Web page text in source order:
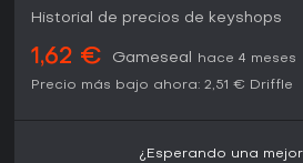
Historial de precios de keyshops
1,62 € Gameseal
hace 4 meses
Precio más bajo ahora: 2,51 € Driffle
¿Esperando una